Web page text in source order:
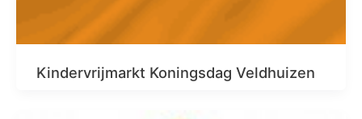
Kindervrijmarkt Koningsdag Veldhuizen